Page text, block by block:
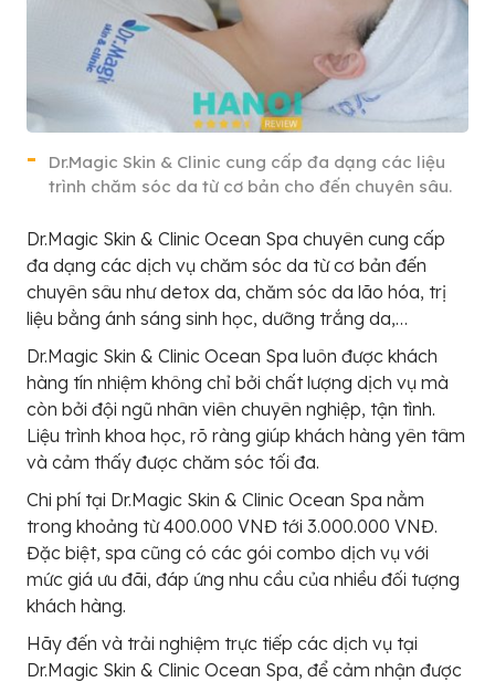
Dr.Magic Skin & Clinic cung cấp đa dạng các liệu
trình chăm sóc da từ cơ bản cho đến chuyên sâu.
Dr.Magic Skin & Clinic Ocean Spa chuyên cung cấp
đa dạng các dịch vụ chăm sóc da từ cơ bản đến
chuyên sâu như detox da, chăm sóc da lão hóa, trị
liệu bằng ánh sáng sinh học, dưỡng trắng da,…
Dr.Magic Skin & Clinic Ocean Spa luôn được khách
hàng tín nhiệm không chỉ bởi chất lượng dịch vụ mà
còn bởi đội ngũ nhân viên chuyên nghiệp, tận tình.
Liệu trình khoa học, rõ ràng giúp khách hàng yên tâm
và cảm thấy được chăm sóc tối đa.
Chi phí tại Dr.Magic Skin & Clinic Ocean Spa nằm
trong khoảng từ 400.000 VNĐ tới 3.000.000 VNĐ.
Đặc biệt, spa cũng có các gói combo dịch vụ với
mức giá ưu đãi, đáp ứng nhu cầu của nhiều đối tượng
khách hàng.
Hãy đến và trải nghiệm trực tiếp các dịch vụ tại
Dr.Magic Skin & Clinic Ocean Spa, để cảm nhận được